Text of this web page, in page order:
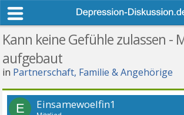
Kann keine Gefühle zulassen -
aufgebaut
in Partnerschaft, Familie & Angehörige
E Einsamewoelfin1